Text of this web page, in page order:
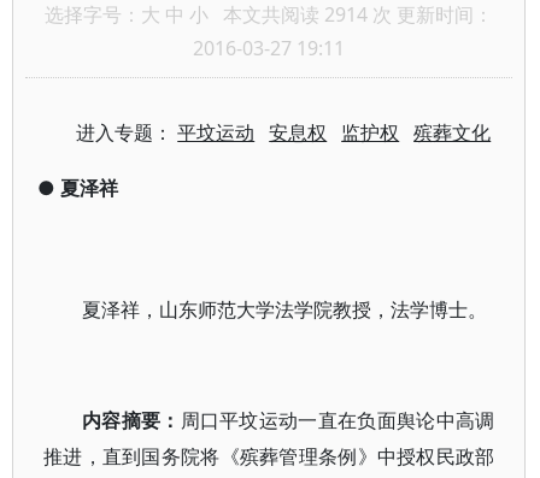
选择字号： 大 中 小 本文共阅读 2914 次 更新时间：
2016-03-27 19:11
进入专题：平坟运动 安息权 监护权 殡葬文化
● 夏泽祥
夏泽祥，山东师范大学法学院教授，法学博士。
内容摘要： 周口平坟运动一直在负面舆论中高调
推进，直到国务院将《殡葬管理条例》中授权民政部